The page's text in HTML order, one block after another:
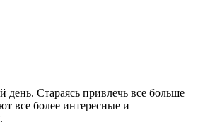
день. Стараясь привлечь все больше
все более интересные и